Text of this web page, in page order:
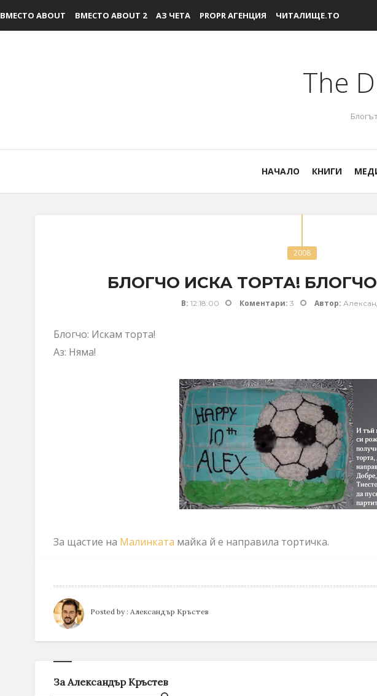
ВМЕСТО ABOUT ВМЕСТО ABOUT 2 АЗ ЧЕТА PROPR АГЕНЦИЯ ЧИТАЛИЩЕ.ТО
The
НАЧАЛО КНИГИ
2008
БЛОГЧО ИСКА ТОРТА!
В: 12:18:00 Коментари: 3 Автор:
Блогчо: Искам торта!
Аз: Няма!
За щастие на Малинката майка й е направила тортичка.
Posted by : Александър Кръстев
За Александър Кръстев